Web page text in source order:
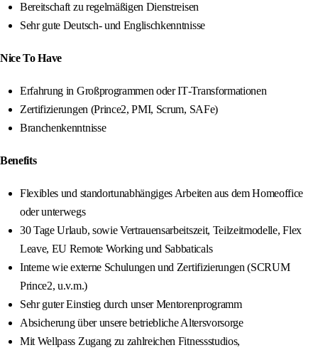
Bereitschaft zu regelmäßigen Dienstreisen
Sehr gute Deutsch‑ und Englischkenntnisse
Nice To Have
Erfahrung in Großprogrammen oder IT‑Transformationen
Zertifizierungen (Prince2, PMI, Scrum, SAFe)
Branchenkenntnisse
Benefits
Flexibles und standortunabhängiges Arbeiten aus dem Homeoffice
oder unterwegs
30 Tage Urlaub, sowie Vertrauensarbeitszeit, Teilzeitmodelle, Flex
Leave, EU Remote Working und Sabbaticals
Interne wie externe Schulungen und Zertifizierungen (SCRUM
Prince2, u.v.m.)
Sehr guter Einstieg durch unser Mentorenprogramm
Absicherung über unsere betriebliche Altersvorsorge
Mit Wellpass Zugang zu zahlreichen Fitnessstudios,